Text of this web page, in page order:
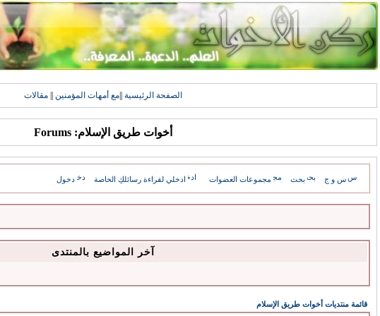
الصفحة الرئيسية مع أمهات المؤمنين مقالات
أخوات طريق الإسلام: Forums
س و ج بحث مجموعات العضوات ادخلي لقراءة رسائلكِ الخاصة دخول
آخر المواضيع بالمنتدى
قائمة منتديات أخوات طريق الإسلام